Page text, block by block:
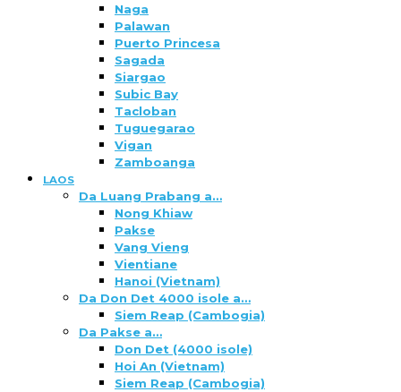
Naga
Palawan
Puerto Princesa
Sagada
Siargao
Subic Bay
Tacloban
Tuguegarao
Vigan
Zamboanga
LAOS
Da Luang Prabang a…
Nong Khiaw
Pakse
Vang Vieng
Vientiane
Hanoi (Vietnam)
Da Don Det 4000 isole a…
Siem Reap (Cambogia)
Da Pakse a…
Don Det (4000 isole)
Hoi An (Vietnam)
Siem Reap (Cambogia)